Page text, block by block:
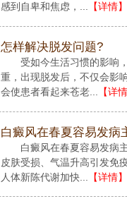
感到自卑和焦虑，... 【详情】
怎样解决脱发问题?
受如今生活习惯的影响
重，出现脱发后，不仅会影
会使患者看起来苍老...
【详情
白癜风在春夏容易发病
白癜风在春夏容易发病
皮肤受损、气温升高引发免
人体新陈代谢加快...
【详情】